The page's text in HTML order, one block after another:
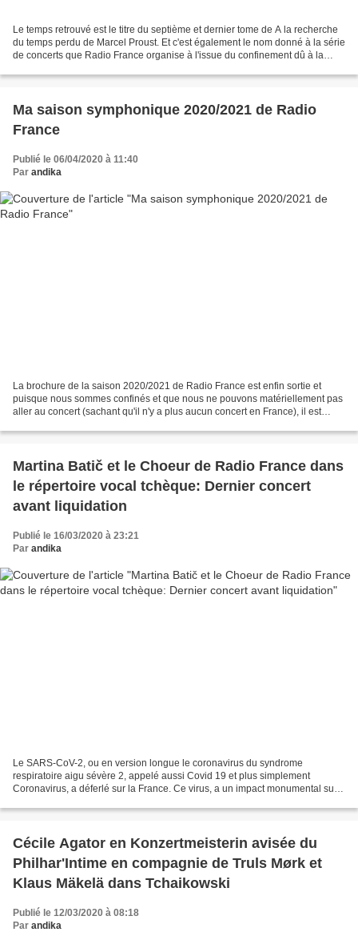
Le temps retrouvé est le titre du septième et dernier tome de A la recherche
du temps perdu de Marcel Proust. Et c'est également le nom donné à la série
de concerts que Radio France organise à l'issue du confinement dû à la
Ma saison symphonique 2020/2021 de Radio
France
Publié le 06/04/2020 à 11:40
Par andika
La brochure de la saison 2020/2021 de Radio France est enfin sortie et
puisque nous sommes confinés et que nous ne pouvons matériellement pas
aller au concert (sachant qu'il n'y a plus aucun concert en France), il est
Martina Batič et le Choeur de Radio France dans
le répertoire vocal tchèque: Dernier concert
avant liquidation
Publié le 16/03/2020 à 23:21
Par andika
Le SARS-CoV-2, ou en version longue le coronavirus du syndrome
respiratoire aigu sévère 2, appelé aussi Covid 19 et plus simplement
Coronavirus, a déferlé sur la France. Ce virus, a un impact monumental sur
Cécile Agator en Konzertmeisterin avisée du
Philhar'Intime en compagnie de Truls Mørk et
Klaus Mäkelä dans Tchaikowski
Publié le 12/03/2020 à 08:18
Par andika